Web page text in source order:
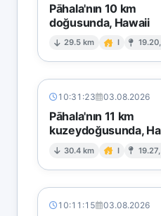
Pāhala'nın 10 km
doğusunda, Hawaii
29.5 km I
10:31:23 03.08.2026
Pāhala'nın 11 km
kuzeydoğusunda,
30.4 km I
10:11:15 03.08.2026